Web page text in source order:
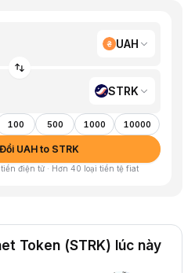
UAH
STRK
100 500 1000 10000
UAH to STRK
điện tử · Hơn 40 loại tiền tệ fiat
Token (STRK) lúc này